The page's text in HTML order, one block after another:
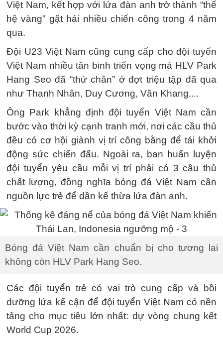
Việt Nam, kết hợp với lứa đàn anh trở thành “thế
hệ vàng” gặt hái nhiều chiến công trong 4 năm
qua.
Đội U23 Việt Nam cũng cung cấp cho đội tuyển
Việt Nam nhiều tân binh triển vọng mà HLV Park
Hang Seo đã “thử chân” ở đợt triệu tập đã qua
như Thanh Nhân, Duy Cương, Văn Khang,...
Ông Park khẳng định đội tuyển Việt Nam cần
bước vào thời kỳ cạnh tranh mới, nơi các cầu thủ
đều có cơ hội giành vị trí công bằng để tái khởi
động sức chiến đấu. Ngoài ra, ban huấn luyện
đội tuyển yêu cầu mỗi vị trí phải có 3 cầu thủ
chất lượng, đồng nghĩa bóng đá Việt Nam cần
nguồn lực trẻ để dần kế thừa lứa đàn anh.
Bóng đá Việt Nam cần chuẩn bị cho tương lai
không còn HLV Park Hang Seo.
Các đội tuyển trẻ có vai trò cung cấp và bồi
dưỡng lứa kế cận để đội tuyển Việt Nam có nền
tảng cho mục tiêu lớn nhất: dự vòng chung kết
World Cup 2026.